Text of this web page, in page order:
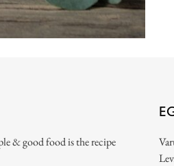
& good food is the recipe